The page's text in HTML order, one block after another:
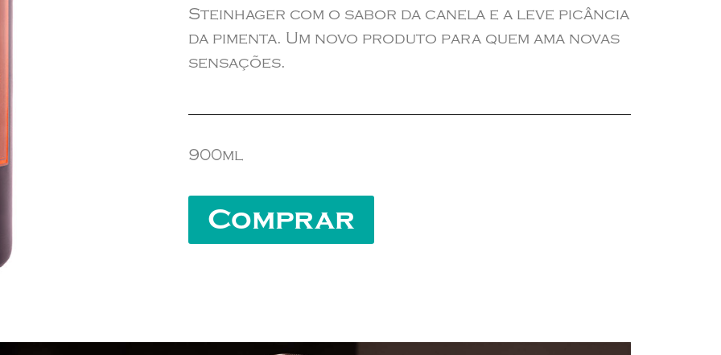
Steinhager com o sabor da canela e a leve picância
da pimenta. Um novo produto para quem ama novas
sensações.
900ml
Comprar